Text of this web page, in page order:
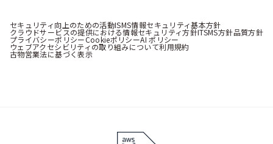
セキュリティ向上のための活動ISMS情報セキュリティ基本方針
クラウドサービスの提供における情報セキュリティ方針ITSMS方針品質方針
プライバシーポリシーCookieポリシーAI ポリシー
ウェブアクセシビリティの取り組みについて利用規約
古物営業法に基づく表示